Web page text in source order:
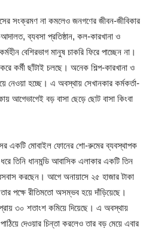
সংক্রমণ না কমলেও জনগণের জীবন-জীবিকার
ব্যবসা প্রতিষ্ঠান, কল-কারখানা ও
বেশিরভাগ মানুষ চাকরি ফিরে পাচ্ছেন না।
কর্মী ছাঁটাই চলছে। অনেক শিল্প-কারখানা ও
নেওয়া হচ্ছে। এ অবস্থায় সেখানকার কর্মকর্তা-
আগেভাগেই বড় বাসা ছেড়ে ছোট বাসা কিংবা
একটি মোবাইল ফোনের শো-রুমের ব্যবস্থাপক
তিনি ধানমন্ডি আবাসিক এলাকার একটি তিন
বসবাস করছেন। আগে অনায়াসে ২৫ হাজার টাকা
পক্ষে রীতিমতো অসম্ভব হয়ে দাঁড়িয়েছে।
৩০ শতাংশ কমিয়ে দিয়েছে। এ অবস্থায়
দেওয়ার চিন্তা করলেও তার বড় মেয়ে এবার